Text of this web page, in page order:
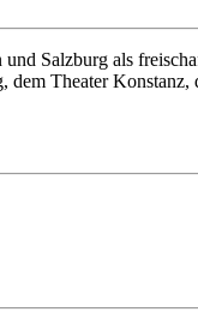
Salzburg als
dem Theater